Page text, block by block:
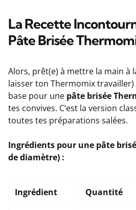
La Recette
Pâte Brisée
Alors, prêt(e) à mettre la main à
laisser ton Thermomix travailler)
base pour une pâte brisée
tes convives. C’est la version
toutes tes préparations salées.
Ingrédients pour une pâte
de diamètre) :
Ingrédient Quantité